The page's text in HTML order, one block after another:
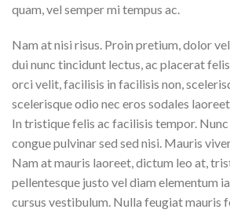
quam, vel semper mi tempus ac.
Nam at nisi risus. Proin pretium, dolor
dui nunc tincidunt lectus, ac placerat
orci velit, facilisis in facilisis non,
scelerisque odio nec eros sodales
In tristique felis ac facilisis tempor.
congue pulvinar sed sed nisi. Mauris
Nam at mauris laoreet, dictum leo at,
pellentesque justo vel diam elementum
cursus vestibulum. Nulla feugiat mauris